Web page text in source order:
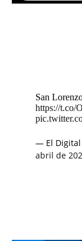
San
https://t.co/
— El Digital
abril de